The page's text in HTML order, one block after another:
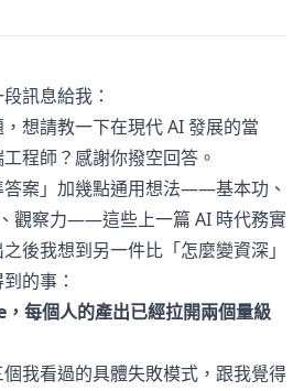
訊息給我：
想請教一下在現代 AI 發展的當
程師？感謝你撥空回答。
案」加幾點通用想法——基本功、
觀察力——這些上一篇 AI 時代務實
後我想到另一件比「怎麼變資深」
的事：
每個人的產出已經拉開兩個量級
我看過的具體失敗模式，跟我覺得